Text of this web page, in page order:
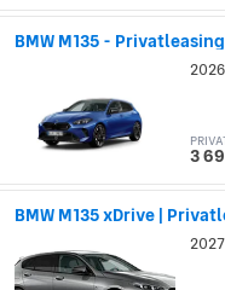
BMW M135 -
2026
3
BMW M135 xDrive |
2027